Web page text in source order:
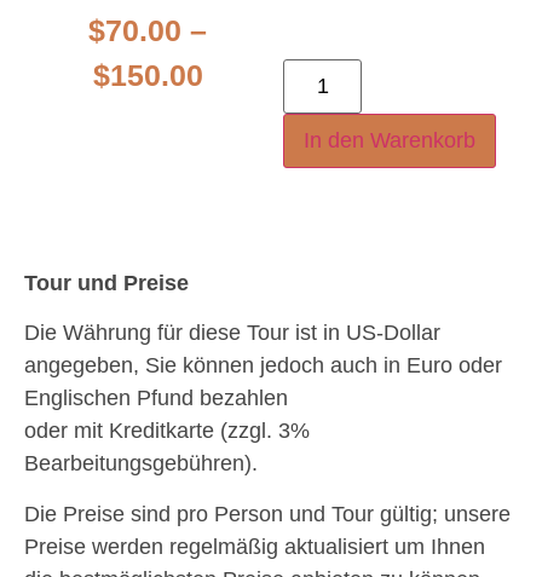
$70.00 –
$150.00
In den Warenkorb
Tour und Preise
Die Währung für diese Tour ist in US-Dollar
angegeben, Sie können jedoch auch in Euro oder
Englischen Pfund bezahlen
oder mit Kreditkarte (zzgl. 3%
Bearbeitungsgebühren).
Die Preise sind pro Person und Tour gültig; unsere
Preise werden regelmäßig aktualisiert um Ihnen